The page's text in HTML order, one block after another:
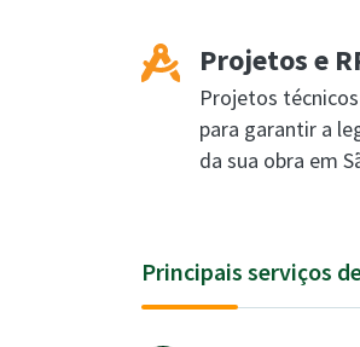
Projetos e
Projetos
para garantir a
da sua obra em
Principais serviços